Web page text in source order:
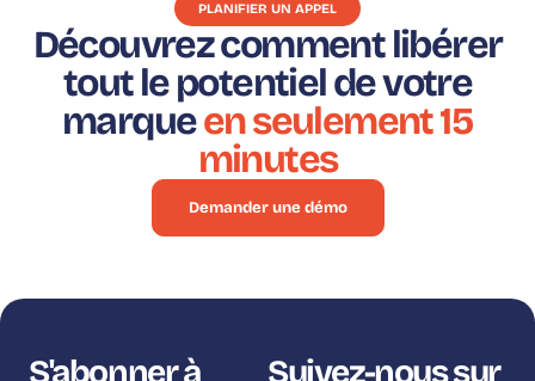
PLANIFIER UN APPEL
Découvrez comment libérer
tout le potentiel de votre
marqueen seulement 15
minutes
Demander une démo